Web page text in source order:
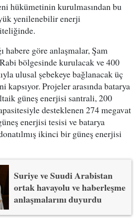
hükümetinin kurulmasından bu
yenilenebilir enerji
habere göre anlaşmalar, Şam
bölgesinde kurulacak ve 400
ulusal şebekeye bağlanacak üç
kapsıyor. Projeler arasında batarya
güneş enerjisi santrali, 200
desteklenen 274 megavat
enerjisi tesisi ve batarya
ikinci bir güneş enerjisi
Suriye ve Suudi Arabistan
ortak havayolu ve haberleşme
anlaşmalarını duyurdu